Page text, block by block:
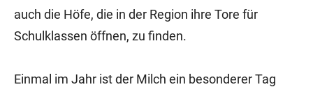
auch die Höfe, die in der Region ihre Tore für
Schulklassen öffnen, zu finden.
Einmal im Jahr ist der Milch ein besonderer Tag